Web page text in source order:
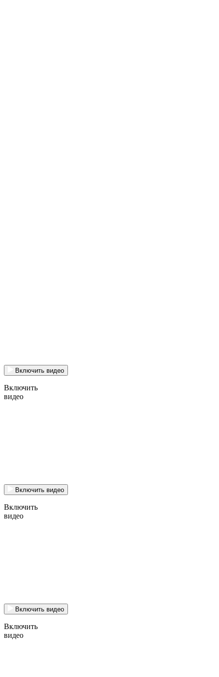
Включить видео
Включить
видео
Включить видео
Включить
видео
Включить видео
Включить
видео